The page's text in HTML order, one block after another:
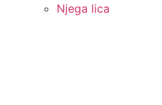
Njega lica